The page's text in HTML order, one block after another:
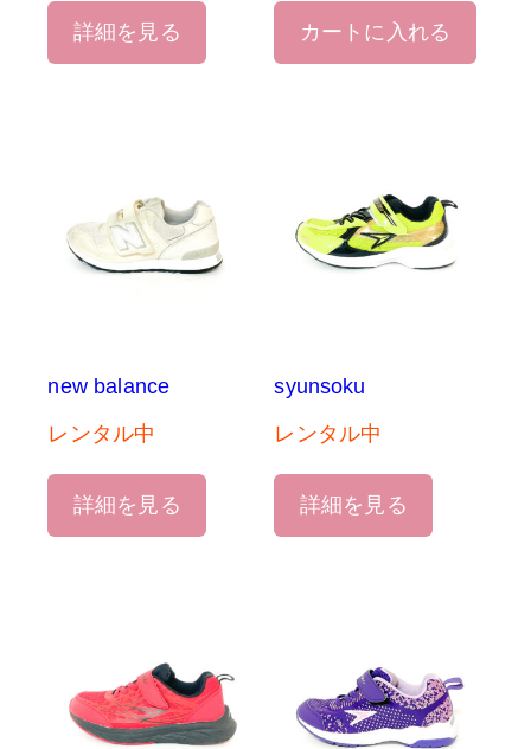
詳細を見る カートに入れる
new balance
レンタル中
詳細を見る
syunsoku
レンタル中
詳細を見る